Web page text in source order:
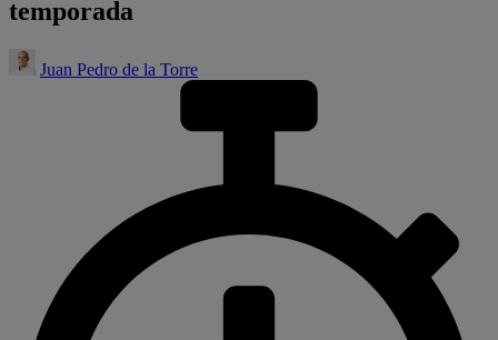
temporada
Juan Pedro de la Torre